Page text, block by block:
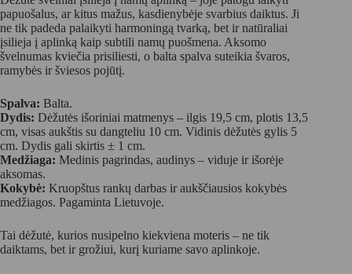
papuošalus, ar kitus mažus, kasdienybėje svarbius daiktus. Ji
ne tik padeda palaikyti harmoningą tvarką, bet ir natūraliai
įsilieja į aplinką kaip subtili namų puošmena. Aksomo
švelnumas kviečia prisiliesti, o balta spalva suteikia švaros,
ramybės ir šviesos pojūtį.
Spalva: Balta.
Dydis: Dėžutės išoriniai matmenys – ilgis 19,5 cm, plotis 13,5
cm, visas aukštis su dangteliu 10 cm. Vidinis dėžutės gylis 5
cm. Dydis gali skirtis ± 1 cm.
Medžiaga: Medinis pagrindas, audinys – viduje ir išorėje
aksomas.
Kokybė: Kruopštus rankų darbas ir aukščiausios kokybės
medžiagos. Pagaminta Lietuvoje.
Tai dėžutė, kurios nusipelno kiekviena moteris – ne tik
daiktams, bet ir grožiui, kurį kuriame savo aplinkoje.